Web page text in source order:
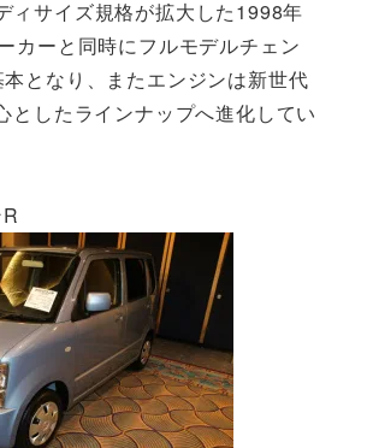
ィサイズ規格が拡大した1998年
カーと同時にフルモデルチェン
となり、またエンジンは新世代
としたラインナップへ進化してい